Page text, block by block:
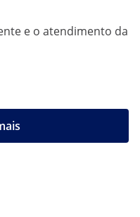
e o atendimento da